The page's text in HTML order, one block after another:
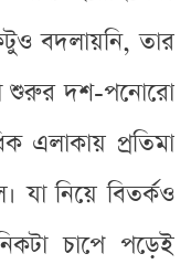
বদলায়নি, তার
শুরুর দশ-পনোরো
এলাকায় প্রতিমা
যা নিয়ে বিতর্কও
চাপে পড়েই